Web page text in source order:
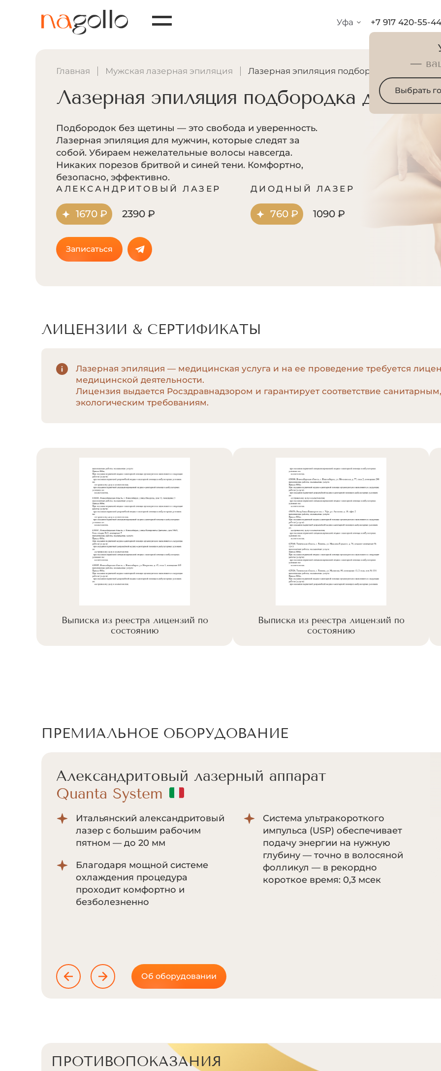
Уфа
—
Выбрать
+7 917 420-55-44
Главная Мужская лазерная эпиляция Лазерная эпиляция подбородка для мужчин
Лазерная эпиляция подбородка для
Подбородок без щетины — это свобода и уверенность.
Лазерная эпиляция для мужчин, которые следят за
собой. Убираем нежелательные волосы навсегда.
Никаких порезов бритвой и синей тени. Комфортно,
безопасно, эффективно.
АЛЕКСАНДРИТОВЫЙ ЛАЗЕР
1670 ₽ 2390 ₽
ДИОДНЫЙ ЛАЗЕР
760 ₽ 1090 ₽
Записаться
ЛИЦЕНЗИИ & СЕРТИФИКАТЫ
Лазерная эпиляция — медицинская услуга и на ее проведение требуется
медицинской деятельности.
Лицензия выдается Росздравнадзором и гарантирует соответствие
экологическим требованиям.
Выписка из реестра лицензий по
состоянию
Выписка из реестра лицензий по
состоянию
ПРЕМИАЛЬНОЕ ОБОРУДОВАНИЕ
Александритовый лазерный аппарат
Quanta System
Итальянский александритовый
лазер с большим рабочим
пятном — до 20 мм
Благодаря мощной системе
охлаждения процедура
проходит комфортно и
безболезненно
Система ультракороткого
импульса (USP) обеспечивает
подачу энергии на нужную
глубину — точно в волосяной
фолликул — в рекордно
короткое время: 0,3 мсек
Об оборудовании
ПРОТИВОПОКАЗАНИЯ